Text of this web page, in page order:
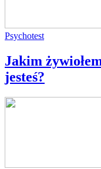
Psychotest
Jakim
jesteś?